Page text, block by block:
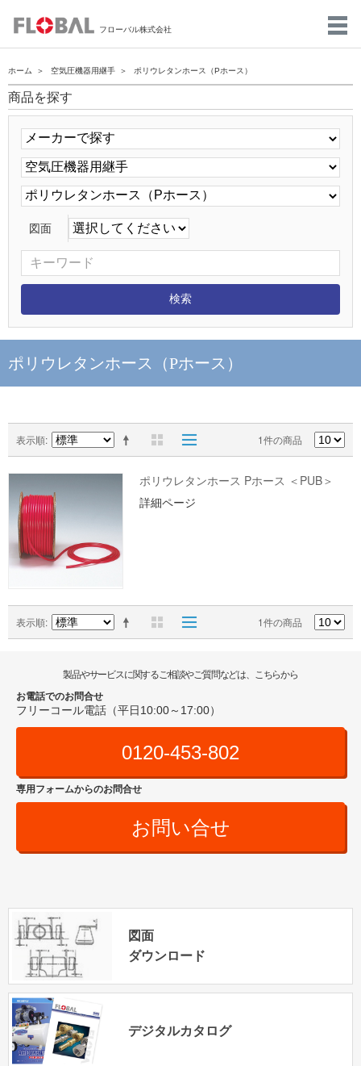
フローバル株式会社
ホーム 空気圧機器用継手 ポリウレタンホース（Pホース）
商品を探す
図面
ポリウレタンホース（Pホース）
表示順 1件の商品
ポリウレタンホース Pホース ＜PUB＞
詳細ページ
表示順 1件の商品
製品やサービスに関するご相談やご質問などは、こちらから
お電話でのお問合せ
フリーコール電話（平日10:00～17:00）
0120-453-802
専用フォームからのお問合せ
お問い合せ
図面
ダウンロード
デジタルカタログ